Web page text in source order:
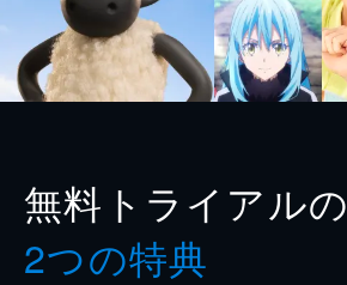
無料トライアルの
2つの特典